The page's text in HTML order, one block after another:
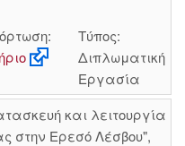
Τύπος:
Διπλωματική
Εργασία
και λειτουργία
στην Ερεσό Λέσβου",